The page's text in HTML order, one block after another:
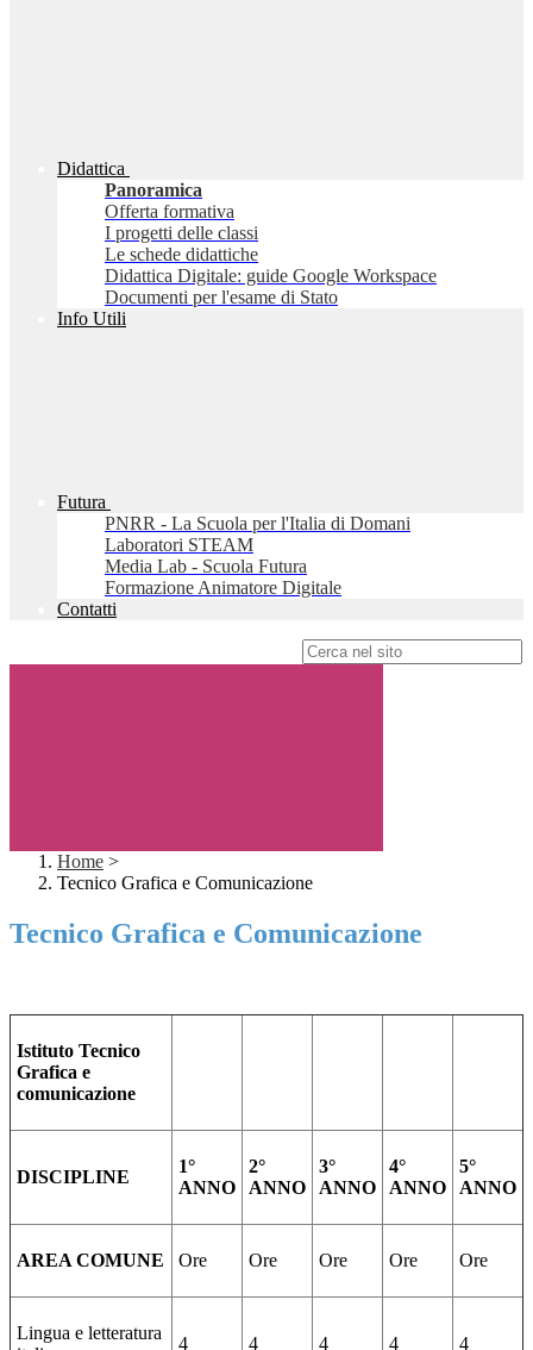
Didattica
Panoramica
Offerta formativa
I progetti delle classi
Le schede didattiche
Didattica Digitale: guide Google Workspace
Documenti per l'esame di Stato
Info Utili
Futura
PNRR - La Scuola per l'Italia di Domani
Laboratori STEAM
Media Lab - Scuola Futura
Formazione Animatore Digitale
Contatti
Home >
Tecnico Grafica e Comunicazione
Tecnico Grafica e Comunicazione
Istituto Tecnico
Grafica e
comunicazione
DISCIPLINE
1°
ANNO
2°
ANNO
3°
ANNO
4°
ANNO
5°
ANNO
AREA COMUNE Ore Ore Ore Ore Ore
Lingua e letteratura
4 4 4 4 4